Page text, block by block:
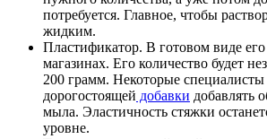
потребуется. Главное, чтобы
жидким.
Пластификатор. В готовом виде
магазинах. Его количество будет
200 грамм. Некоторые специалисты
дорогостоящей добавки добавлять
мыла. Эластичность стяжки
уровне.